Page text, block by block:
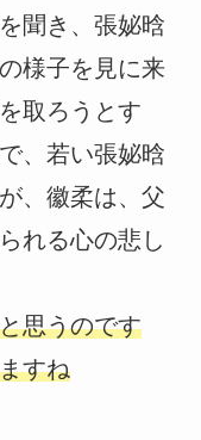
聞き、張妼晗
様子を見に来
取ろうとす
、若い張妼晗
、徽柔は、父
れる心の悲し
思うのです
すね